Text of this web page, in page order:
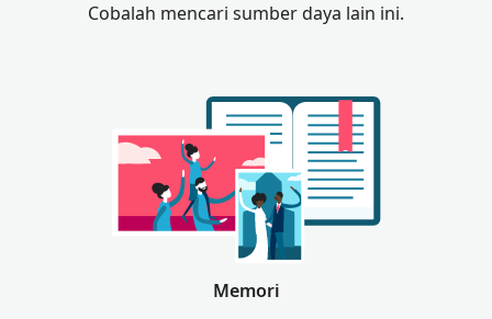
Cobalah mencari sumber daya lain ini.
Memori